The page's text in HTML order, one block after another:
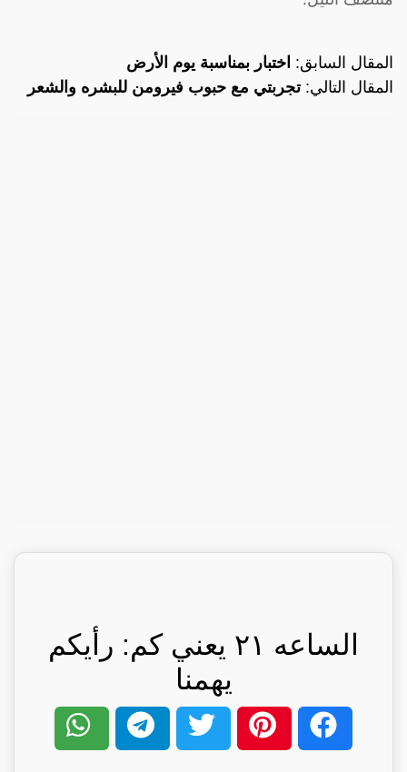
المقال السابق: اختبار بمناسبة يوم الأرض
المقال التالي:تجربتي مع حبوب فيرومن للبشره والشعر
الساعه ٢١ يعني كم: رأيكم
يهمنا